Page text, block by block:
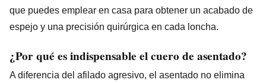
que puedes emplear en casa para obtener un acabado de
espejo y una precisión quirúrgica en cada loncha.
¿Por qué es indispensable el cuero de asentado?
A diferencia del afilado agresivo, el asentado no elimina